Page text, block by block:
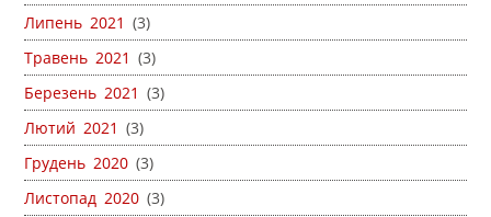
Липень 2021 (3)
Травень 2021 (3)
Березень 2021 (3)
Лютий 2021 (3)
Грудень 2020 (3)
Листопад 2020 (3)